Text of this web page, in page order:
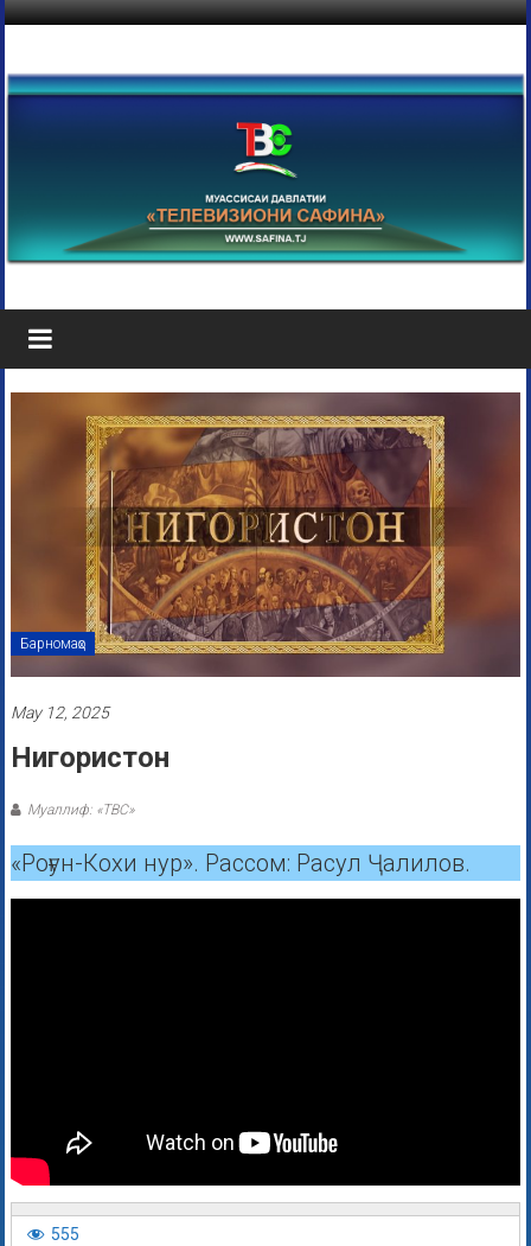
Барномаҳо
May 12, 2025
Нигористон
Муаллиф: «ТВС»
«Роғун-Кохи нур». Рассом: Расул Ҷалилов.
555